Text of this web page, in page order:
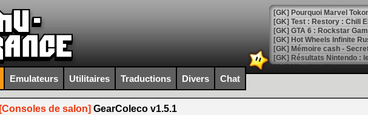
[GK] Pourquoi Marvel
[GK] Test : Restory : Chill
[GK] GTA 6 : Rockstar
[GK] Hot Wheels Infinite
[GK] Mémoire cash -
[GK] Résultats Nintendo :
[GK] Déjà des
[Mo5] Brickboy cherche à
[GK] Minecraft et ses «
Emulateurs Utilitaires Traductions Divers Chat
[Consoles de salon] GearColeco v1.5.1